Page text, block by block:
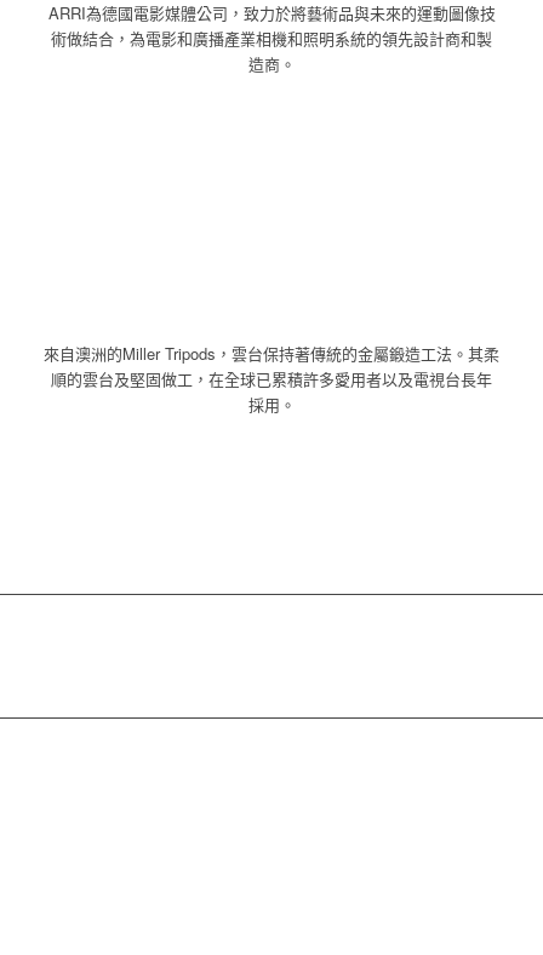
ARRI為德國電影媒體公司，致力於將藝術品與未來的運動圖像技
術做結合，為電影和廣播產業相機和照明系統的領先設計商和製
造商。
來自澳洲的Miller Tripods，雲台保持著傳統的金屬鍛造工法。其柔
順的雲台及堅固做工，在全球已累積許多愛用者以及電視台長年
採用。